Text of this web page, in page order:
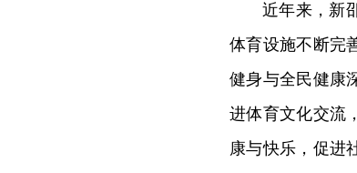
近年来，新
体育设施不断完
健身与全民健康
进体育文化交流
康与快乐，促进